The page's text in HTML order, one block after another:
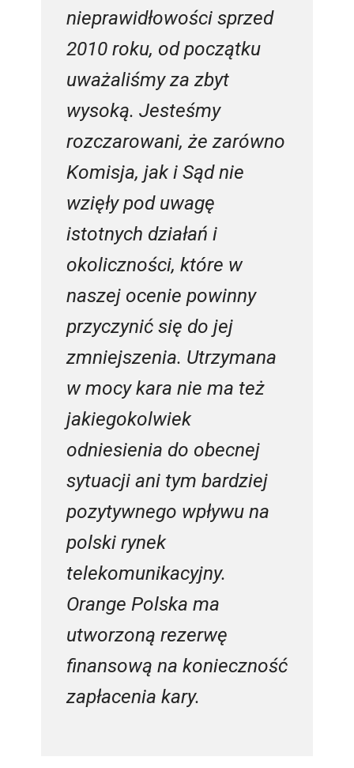
nieprawidłowości sprzed
2010 roku, od początku
uważaliśmy za zbyt
wysoką. Jesteśmy
rozczarowani, że zarówno
Komisja, jak i Sąd nie
wzięły pod uwagę
istotnych działań i
okoliczności, które w
naszej ocenie powinny
przyczynić się do jej
zmniejszenia. Utrzymana
w mocy kara nie ma też
jakiegokolwiek
odniesienia do obecnej
sytuacji ani tym bardziej
pozytywnego wpływu na
polski rynek
telekomunikacyjny.
Orange Polska ma
utworzoną rezerwę
finansową na konieczność
zapłacenia kary.